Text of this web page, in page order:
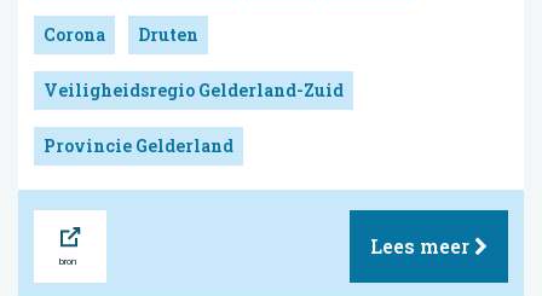
Corona Druten
Veiligheidsregio Gelderland-Zuid
Provincie Gelderland
Lees meer